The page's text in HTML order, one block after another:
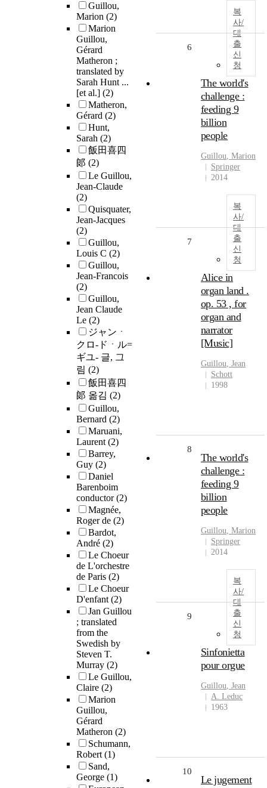
Guillou,
Marion (2)
Marion
Guillou,
Gérard
Matheron ;
translated by
Sarah Hunt ...
[et al.] (2)
Matheron,
Gérard (2)
Hunt,
Sarah (2)
飯田喜四
郞 (2)
Le Guillou,
Jean-Claude
(2)
Quisquater,
Jean-Jacques
(2)
Guillou,
Louis C (2)
Guillou,
Jean-Francois
(2)
Guillou,
Jean Claude
Le (2)
ジャンㆍ
クロ-ドㆍル=
ギユ- 글, 그
림 (2)
飯田喜四
郞 옮김 (2)
Guillou,
Bernard (2)
Maruani,
Laurent(2)
Barrey,
Guy (2)
Daniel
Barenboim
conductor(2)
Magnée,
Roger de (2)
Bardot,
André (2)
Le Choeur
de L'orchestre
de Paris (2)
Le Choeur
D'enfant(2)
Jan Guillou
; translated
from the
Swedish by
Steven T.
Murray (2)
Le Guillou,
Claire (2)
Marion
Guillou,
Gérard
Matheron (2)
Schumann,
Robert(1)
Sand,
George (1)
복
사/
대
출
신
청
6
The world's
challenge :
feeding 9
billion
people
Guillou, Marion
Springer
2014
복
사/
대
출
신
청
7
Alice in
organ land .
op. 53 , for
organ and
narrator
[Music]
Guillou, Jean
Schott
1998
8
The world's
challenge :
feeding 9
billion
people
Guillou, Marion
Springer
2014
복
사/
대
출
신
청
9
Sinfonietta
pour orgue
Guillou, Jean
A. Leduc
1963
10
Le jugement